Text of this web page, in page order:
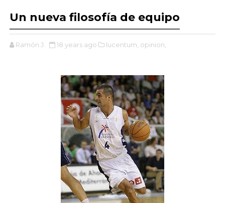
Un nueva filosofía de equipo
Ramón J. 18 years ago lucentum, opinion,